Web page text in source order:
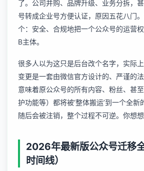
了。公司并购、品牌升级、业务分拆，
号转成企业号方便认证，原因五花八门
个：安全、合规地把一个公众号的运营
B主体。
很多人以为这只是后台改个名字，实际
变更是一套由微信官方设计的、严谨的
意味着原公众号的所有内容、粉丝、甚
护功能等）都将被‘整体搬运’到一个全新
随后会被注销，整个过程不可逆。你想
2026年最新版公众号迁移
时间线）